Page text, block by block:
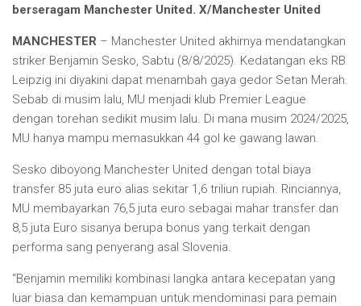
berseragam Manchester United. X/Manchester United
MANCHESTER – Manchester United akhirnya mendatangkan
striker Benjamin Sesko, Sabtu (8/8/2025). Kedatangan eks RB
Leipzig ini diyakini dapat menambah gaya gedor Setan Merah.
Sebab di musim lalu, MU menjadi klub Premier League
dengan torehan sedikit musim lalu. Di mana musim 2024/2025,
MU hanya mampu memasukkan 44 gol ke gawang lawan.
Sesko diboyong Manchester United dengan total biaya
transfer 85 juta euro alias sekitar 1,6 triliun rupiah. Rinciannya,
MU membayarkan 76,5 juta euro sebagai mahar transfer dan
8,5 juta Euro sisanya berupa bonus yang terkait dengan
performa sang penyerang asal Slovenia.
“Benjamin memiliki kombinasi langka antara kecepatan yang
luar biasa dan kemampuan untuk mendominasi para pemain